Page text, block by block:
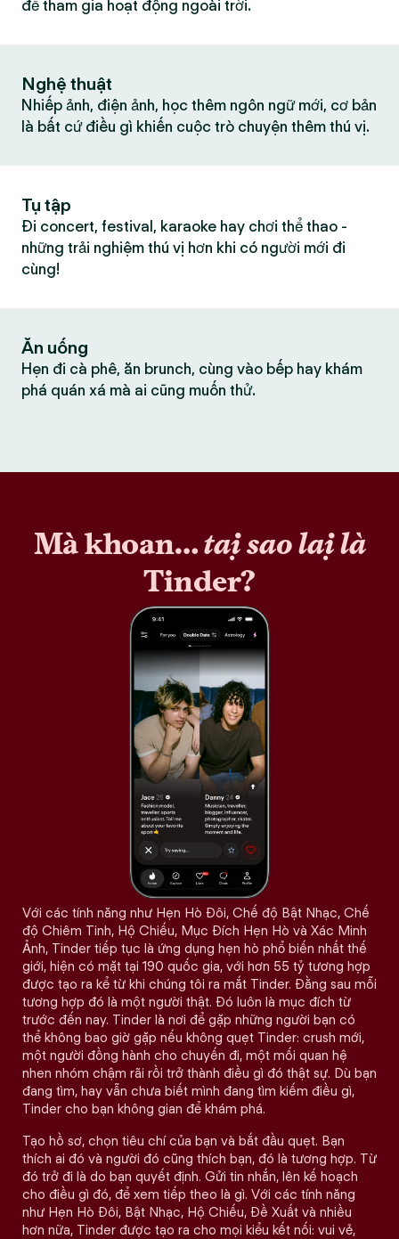
để tham gia hoạt động ngoài trời.
Nghệ thuật
Nhiếp ảnh, điện ảnh, học thêm ngôn ngữ mới, cơ bản
là bất cứ điều gì khiến cuộc trò chuyện thêm thú vị.
Tụ tập
Đi concert, festival, karaoke hay chơi thể thao -
những trải nghiệm thú vị hơn khi có người mới đi
cùng!
Ăn uống
Hẹn đi cà phê, ăn brunch, cùng vào bếp hay khám
phá quán xá mà ai cũng muốn thử.
Mà khoan…tại sao lại là
Tinder?
Với các tính năng như Hẹn Hò Đôi, Chế độ Bật Nhạc, Chế
độ Chiêm Tinh, Hộ Chiếu, Mục Đích Hẹn Hò và Xác Minh
Ảnh, Tinder tiếp tục là ứng dụng hẹn hò phổ biến nhất thế
giới, hiện có mặt tại 190 quốc gia, với hơn 55 tỷ tương hợp
được tạo ra kể từ khi chúng tôi ra mắt Tinder. Đằng sau mỗi
tương hợp đó là một người thật. Đó luôn là mục đích từ
trước đến nay. Tinder là nơi để gặp những người bạn có
thể không bao giờ gặp nếu không quẹt Tinder: crush mới,
một người đồng hành cho chuyến đi, một mối quan hệ
nhen nhóm chậm rãi rồi trở thành điều gì đó thật sự. Dù bạn
đang tìm, hay vẫn chưa biết mình đang tìm kiếm điều gì,
Tinder cho bạn không gian để khám phá.
Tạo hồ sơ, chọn tiêu chí của bạn và bắt đầu quẹt. Bạn
thích ai đó và người đó cũng thích bạn, đó là tương hợp. Từ
đó trở đi là do bạn quyết định. Gửi tin nhắn, lên kế hoạch
cho điều gì đó, để xem tiếp theo là gì. Với các tính năng
như Hẹn Hò Đôi, Bật Nhạc, Hộ Chiếu, Đề Xuất và nhiều
hơn nữa, Tinder được tạo ra cho mọi kiểu kết nối: vui vẻ,